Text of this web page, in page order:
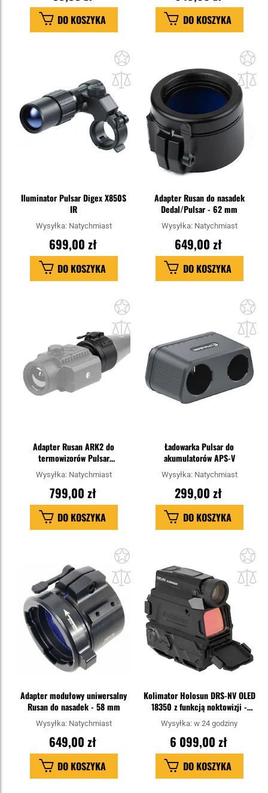
DO KOSZYKA DO KOSZYKA
do
schowka
Iluminator Pulsar Digex X850S
IR
Wysyłka: Natychmiast
699,00 zł
DO KOSZYKA
do
Adapter Rusan do nasadek
Dedal/Pulsar - 62 mm
Wysyłka: Natychmiast
649,00 zł
DO KOSZYKA
do
schowka
Adapter Rusan ARK2 do
termowizorów Pulsar
Krypton/Proton - 56 mm
Wysyłka: Natychmiast
799,00 zł
DO KOSZYKA
do
Ładowarka Pulsar do
akumulatorów APS-V
Wysyłka: Natychmiast
299,00 zł
DO KOSZYKA
do
schowka
Adapter modułowy uniwersalny
Rusan do nasadek - 58 mm
Wysyłka: Natychmiast
649,00 zł
DO KOSZYKA
do
Kolimator Holosun DRS-NV OLED
18350 z funkcją noktowizji -
Black
Wysyłka:w 24 godziny
6 099,00 zł
DO KOSZYKA